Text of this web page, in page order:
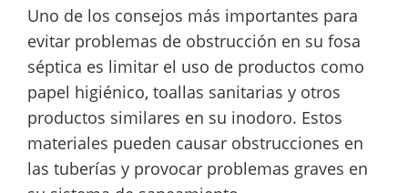
Uno de los consejos más importantes para
evitar problemas de obstrucción en su fosa
séptica es limitar el uso de productos como
papel higiénico, toallas sanitarias y otros
productos similares en su inodoro. Estos
materiales pueden causar obstrucciones en
las tuberías y provocar problemas graves en